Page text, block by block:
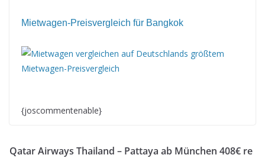
Mietwagen-Preisvergleich für Bangkok
{joscommentenable}
Qatar Airways Thailand – Pattaya ab München 408€ re